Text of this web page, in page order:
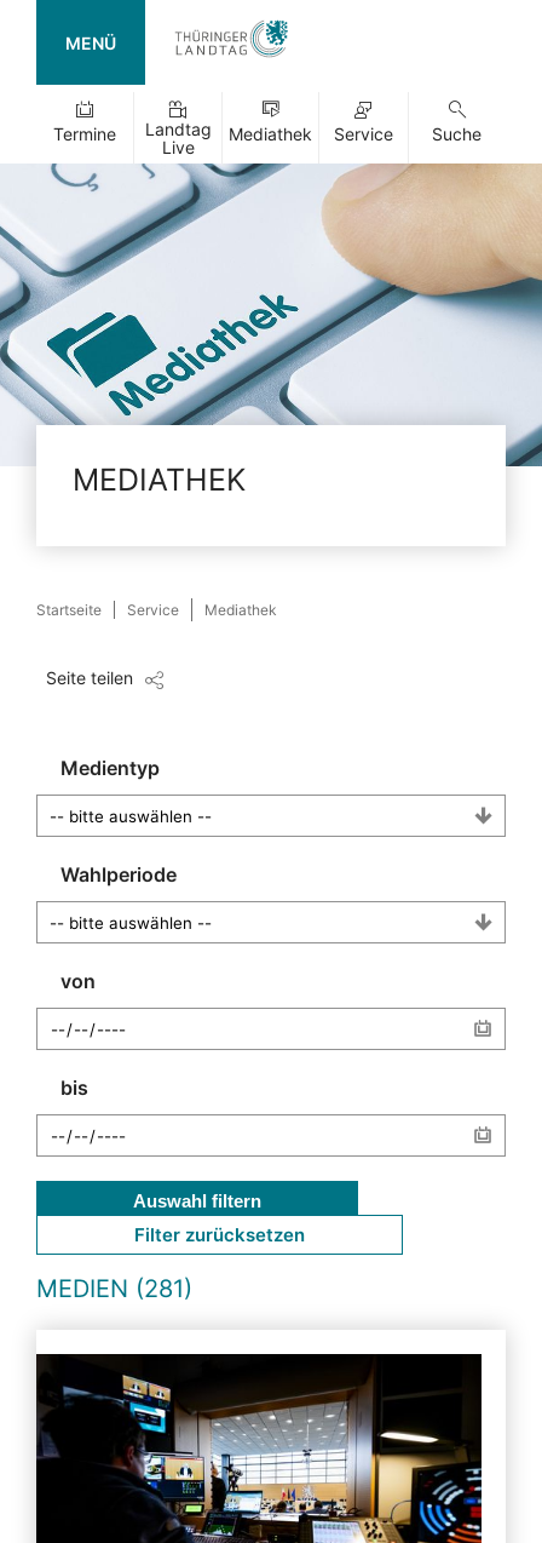
MENÜ
Termine
Landtag
Live
Mediathek Service Suche
MEDIATHEK
Startseite Service Mediathek
Seite teilen
Medientyp
Wahlperiode
von
bis
Auswahl filtern
Filter zurücksetzen
MEDIEN (281)